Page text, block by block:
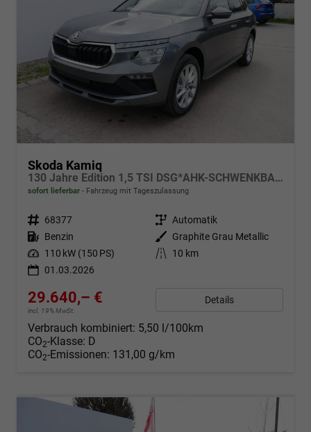
Skoda Kamiq
130 Jahre Edition 1,5 TSI DSG*AHK-SCHWENKBAR*KAMERA*KESSY*TEMPOMAT*WINTERPAKET*
sofort lieferbar Fahrzeug mit Tageszulassung
Fahrzeugnr. 68377 Getriebe Automatik
Kraftstoff Benzin Außenfarbe
Graphite Grau Metallic
Leistung 110 kW (150 PS) Kilometerstand
10 km
01.03.2026
29.640,– €
incl. 19% MwSt.
Details
Verbrauch kombiniert: 5,50 l/100km
CO2-Klasse: D
CO2-Emissionen: 131,00 g/km